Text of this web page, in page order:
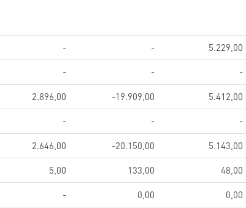
- - 5.229,00
- - -
2.896,00 -19.909,00 5.412,00
- - -
2.646,00 -20.150,00 5.143,00
5,00 133,00 48,00
- 0,00 0,00